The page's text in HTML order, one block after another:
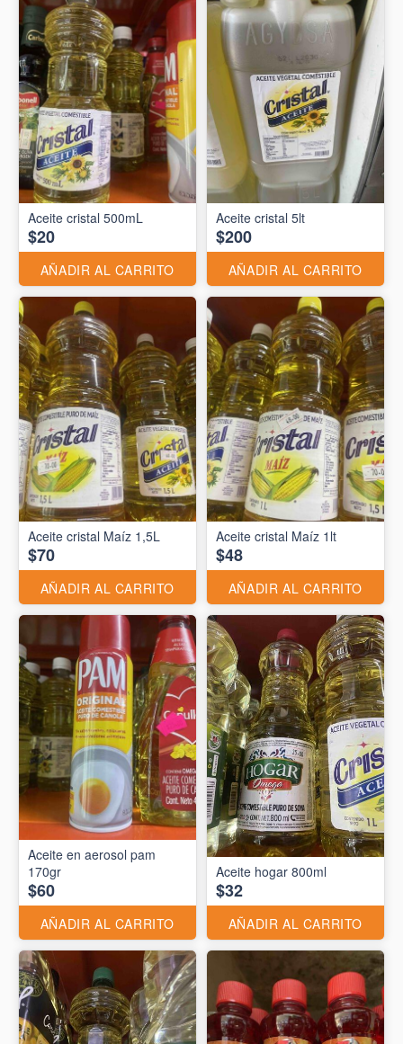
Aceite cristal 500mL
$20
AÑADIR AL CARRITO
Aceite cristal 5lt
$200
AÑADIR AL CARRITO
Aceite cristal Maíz 1,5L
$70
AÑADIR AL CARRITO
Aceite cristal Maíz 1lt
$48
AÑADIR AL CARRITO
Aceite en aerosol pam
170gr
$60
AÑADIR AL CARRITO
Aceite hogar 800ml
$32
AÑADIR AL CARRITO